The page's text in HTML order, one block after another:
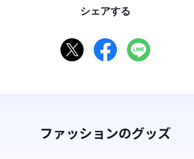
シェアする
ファッションのグッズ